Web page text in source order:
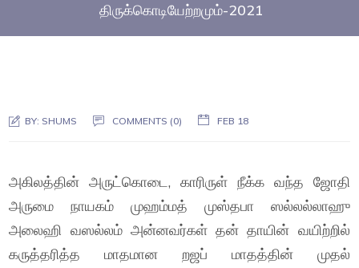
திருக்கொடியேற்றமும்-2021
BY: SHUMS COMMENTS (0) FEB 18
அகிலத்தின் அருட்கொடை, காரிருள் நீக்க வந்த ஜோதி
அருமை நாயகம் முஹம்மத் முஸ்தபா ஸல்லல்லாஹு
அலைஹி வஸல்லம் அன்னவர்கள் தன் தாயின் வயிற்றில்
கருத்தரித்த மாதமான றஜப் மாதத்தின் முதல்